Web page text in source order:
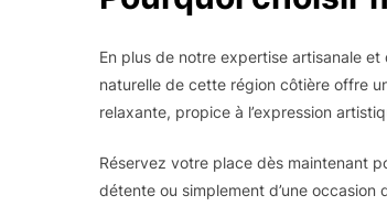
En plus de notre expertise artisanale
naturelle de cette région côtière offre
relaxante, propice à l’expression
Réservez votre place dès maintenant
détente ou simplement d’une